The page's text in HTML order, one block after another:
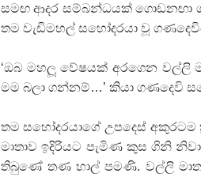
සමඟ ආදර සම්බන්ධයක් ගොඩනඟා
තම වැඩිමහල් සහෝදරයා වූ
‘ඔබ මහලූ වේෂයක් අරගෙන වල්ලි
මම බලා ගන්නම්…’ කියා ගණදෙවි
තම සහෝදරයාගේ උපදෙස්
මාතාව ඉදිරියට පැමිණ කුස ගිනි
තිබුණේ තණ හාල් පමණි. වල්ලි